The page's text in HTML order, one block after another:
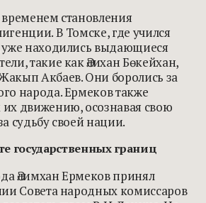
становления
В Томске, где учился
уже находились выдающиеся
такие как Әлихан Бөкейхан,
Акбаев. Они боролись за
народа. Ермеков также
движению, осознавая свою
судьбу своей нации.
государственных границ
Әлимхан Ермеков принял
Совета народных комиссаров